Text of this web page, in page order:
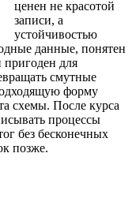
ценен не красотой
записи, а
устойчивостью
данные, понятен
для
смутные
форму
схемы. После курса
процессы
без бесконечных
позже.